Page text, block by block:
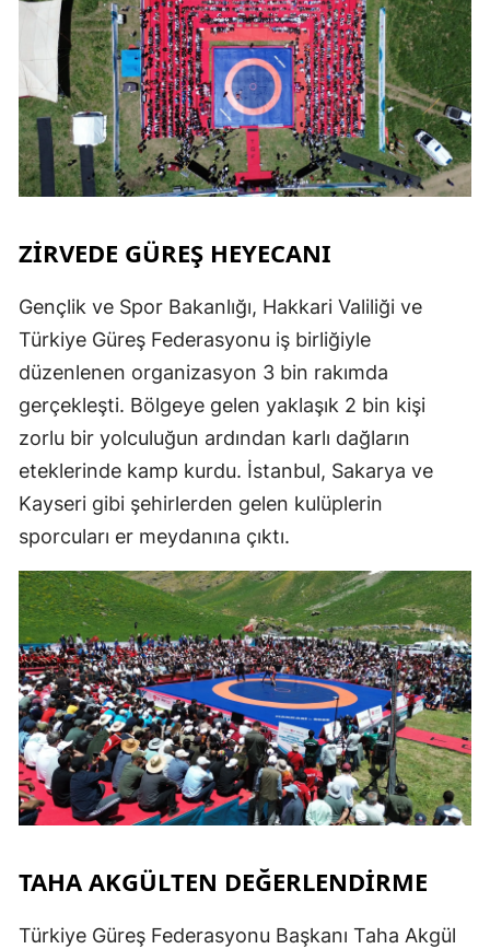
ZİRVEDE GÜREŞ HEYECANI
Gençlik ve Spor Bakanlığı, Hakkari Valiliği ve
Türkiye Güreş Federasyonu iş birliğiyle
düzenlenen organizasyon 3 bin rakımda
gerçekleşti. Bölgeye gelen yaklaşık 2 bin kişi
zorlu bir yolculuğun ardından karlı dağların
eteklerinde kamp kurdu. İstanbul, Sakarya ve
Kayseri gibi şehirlerden gelen kulüplerin
sporcuları er meydanına çıktı.
TAHA AKGÜLTEN DEĞERLENDİRME
Türkiye Güreş Federasyonu Başkanı Taha Akgül